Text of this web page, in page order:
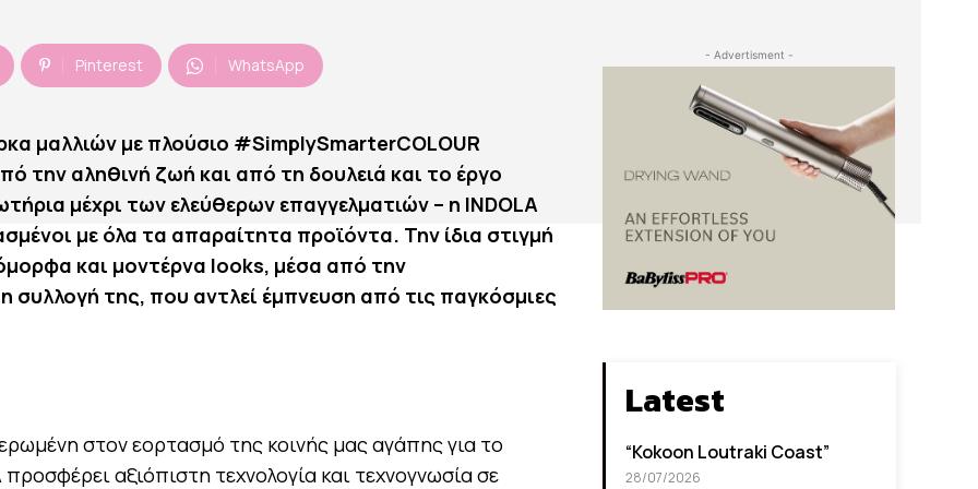
Pinterest WhatsApp
μαλλιών με πλούσιο #SimplySmarterCOLOUR
την αληθινή ζωή και από τη δουλειά και το έργο
μέχρι των ελεύθερων επαγγελματιών – η INDOLA
με όλα τα απαραίτητα προϊόντα. Την ίδια στιγμή
και μοντέρνα looks, μέσα από την
συλλογή της, που αντλεί έμπνευση από τις παγκόσμιες
στον εορτασμό της κοινής μας αγάπης για το
προσφέρει αξιόπιστη τεχνολογία και τεχνογνωσία σε
- Advertisment -
Latest
“Kokoon Loutraki Coast”
28/07/2026